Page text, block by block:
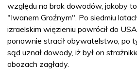
względu na brak dowodów, jakoby
"Iwanem Groźnym". Po siedmiu
izraelskim więzieniu powrócił do
ponownie stracił obywatelstwo, po
sąd uznał dowody, iż był on
obozach zagłady.